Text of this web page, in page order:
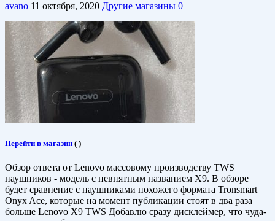
avano 11 октября, 2020 Другие магазины 0
Перейти в магазин ( )
Обзор ответа от Lenovo массовому производству TWS
наушников - модель с невнятным названием X9. В обзоре
будет сравнение с наушниками похожего формата Tronsmart
Onyx Ace, которые на момент публикации стоят в два раза
больше Lenovo X9 TWS Добавлю сразу дисклеймер, что чуда-